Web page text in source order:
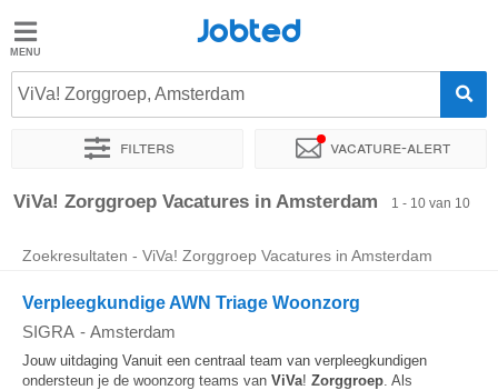
Jobted
Vacatures
Salarissen
Jobted
ViVa! Zorggroep, Amsterdam
Filters Vacature-alert
Sorteer op Exacte locatie
ViVa! Zorggroep Vacatures in Amsterdam 1 - 10 van 10
Zoekresultaten - ViVa! Zorggroep Vacatures in Amsterdam
Verpleegkundige AWN Triage Woonzorg
SIGRA - Amsterdam
Jouw uitdaging Vanuit een centraal team van verpleegkundigen
ondersteun je de woonzorg teams van ViVa! Zorggroep. Als